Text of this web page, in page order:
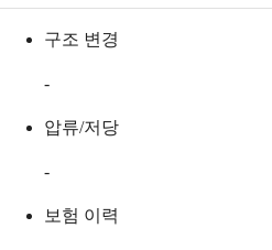
구조 변경
-
압류/저당
-
보험 이력